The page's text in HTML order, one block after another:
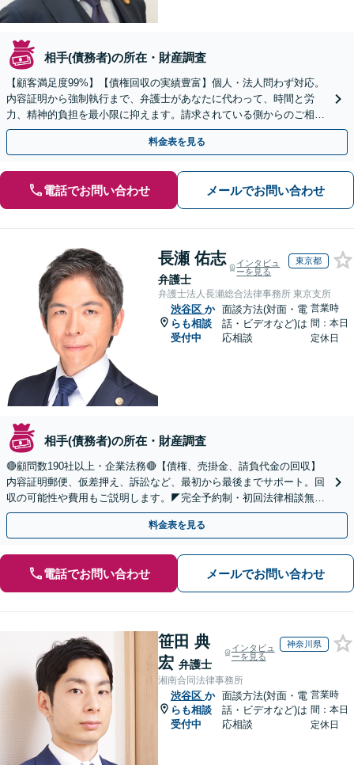
相手(債務者)の所在・財産調査
【顧客満足度99%】【債権回収の実績豊富】個人・法人問わず対応。
内容証明から強制執行まで、弁護士があなたに代わって、時間と労
力、精神的負担を最小限に抑えます。請求されている側からのご相談
にも対応。
料金表を見る
電話でお問い合わせ メールでお問い合わせ
長瀬 佑志
弁護士
インタビュ
ーを見る
東京都
弁護士法人長瀬総合法律事務所 東京支所
渋谷区 か
らも相談
受付中
面談方法(対面・電
話・ビデオなど)は
応相談
営業時
間：本日
定休日
相手(債務者)の所在・財産調査
🔴顧問数190社以上・企業法務🔴【債権、売掛金、請負代金の回収】
内容証明郵便、仮差押え、訴訟など、最初から最後までサポート。回
収の可能性や費用もご説明します。◤完全予約制・初回法律相談無料
◢
料金表を見る
電話でお問い合わせ メールでお問い合わせ
笹田 典
宏 弁護士
インタビュ
ーを見る
神奈川県
湘南合同法律事務所
渋谷区 か
らも相談
受付中
面談方法(対面・電
話・ビデオなど)は
応相談
営業時
間：本日
定休日